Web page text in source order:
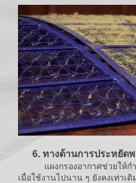
6. ทางด้านการประหยัด
แผงกรองอากาศช่วยให้กำ
เมื่อใช้งานไปนาน ๆ ยังคงเท่าเดิ